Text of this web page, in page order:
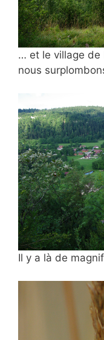
… et le village de
nous
Il y a là de